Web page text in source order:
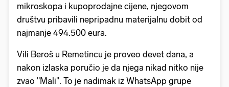
mikroskopa i kupoprodajne cijene, njegovom
društvu pribavili nepripadnu materijalnu dobit od
najmanje 494.500 eura.
Vili Beroš u Remetincu je proveo devet dana, a
nakon izlaska poručio je da njega nikad nitko nije
zvao "Mali". To je nadimak iz WhatsApp grupe